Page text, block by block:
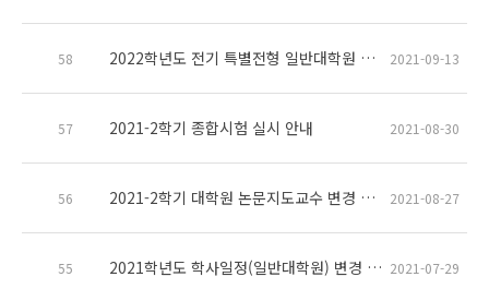
58 2022학년도 전기 특별전형 일반대학원 신입학 모집요강 공고(수정) 2021-09-13
57 2021-2학기 종합시험 실시 안내 2021-08-30
56 2021-2학기 대학원 논문지도교수 변경 안내 2021-08-27
55 2021학년도 학사일정(일반대학원) 변경 안내 2021-07-29